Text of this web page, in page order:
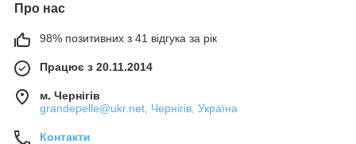
Про нас
98% позитивних з 41 відгука за рік
Працює з 20.11.2014
м. Чернігів
grandepelle@ukr.net, Чернігів, Україна
Контакти